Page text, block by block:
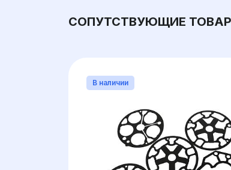
СОПУТСТВУЮЩИЕ
В наличии